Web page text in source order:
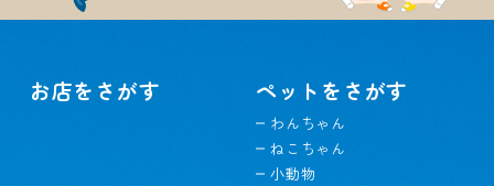
お店をさがす ペットをさがす
わんちゃん
ねこちゃん
小動物